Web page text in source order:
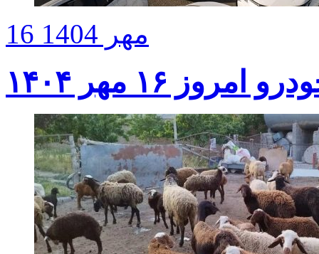
16 مهر 1404
۱۶ مهر ۱۴۰۴